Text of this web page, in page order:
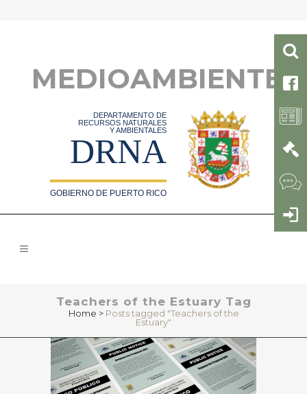
MEDIOAMBIENTE
DEPARTAMENTO DE
RECURSOS NATURALES
Y AMBIENTALES
DRNA
GOBIERNO DE PUERTO RICO
Teachers of the Estuary Tag
Home > Posts tagged "Teachers of the
Estuary"